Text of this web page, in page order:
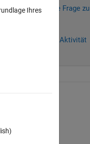
sich an, um diese Frage zu
Anmelden, um Aktivität
2016
Ihres